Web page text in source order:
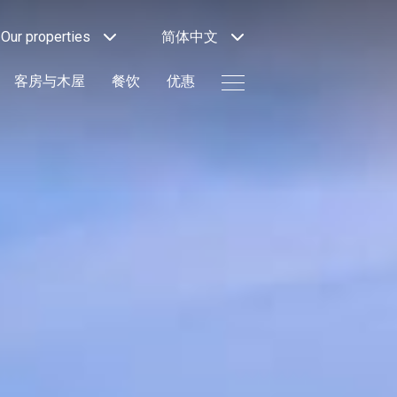
Our properties 简体中文
客房与木屋 餐饮 优惠